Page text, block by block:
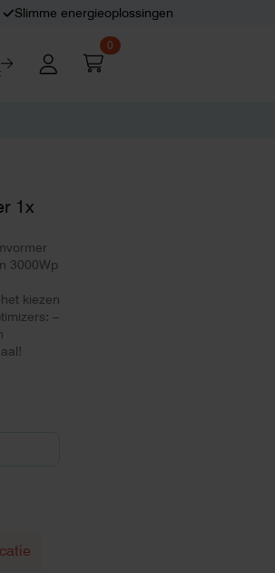
Slimme energieoplossingen
0
1x
3000Wp
kiezen
–